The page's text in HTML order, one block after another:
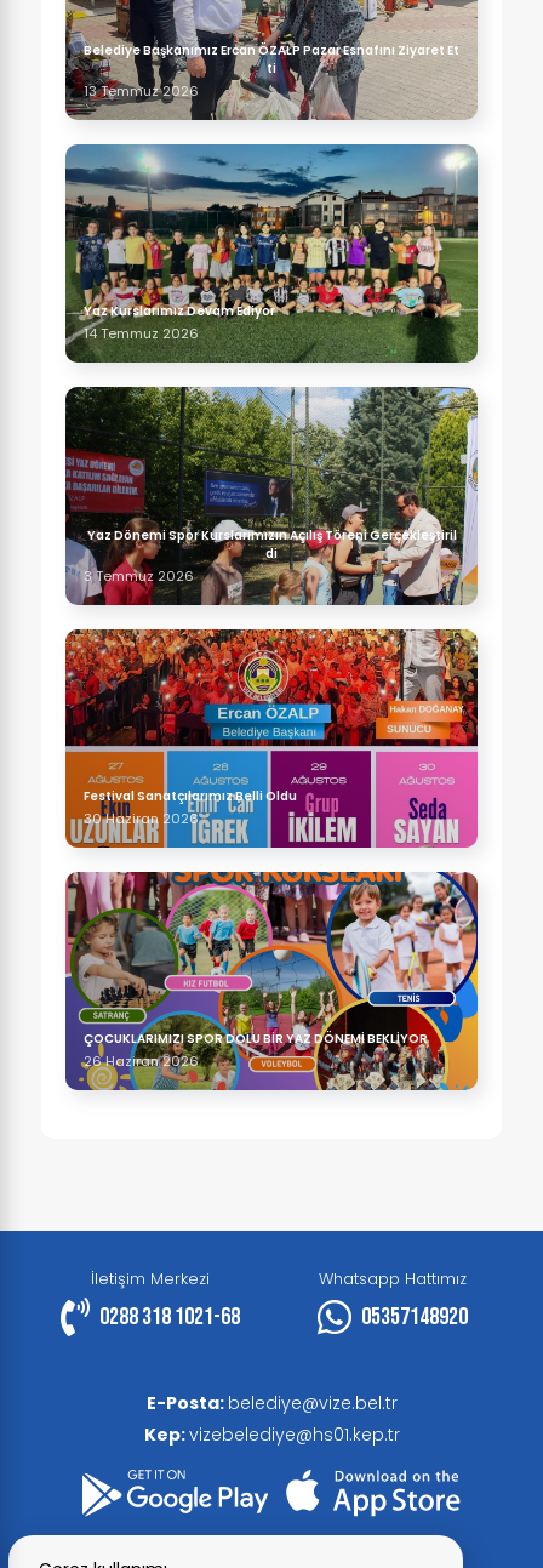
Belediye Başkanımız Ercan ÖZALP Pazar Esnafını Ziyaret Et
ti
13 Temmuz 2026
Yaz Kurslarımız Devam Ediyor
14 Temmuz 2026
Yaz Dönemi Spor Kurslarımızın Açılış Töreni Gerçekleştiril
di
3 Temmuz 2026
Festival Sanatçılarımız Belli Oldu
30 Haziran 2026
ÇOCUKLARIMIZI SPOR DOLU BİR YAZ DÖNEMİ BEKLİYOR
26 Haziran 2026
İletişim Merkezi
0288 318 1021-68
Whatsapp Hattımız
05357148920
E-Posta: belediye@vize.bel.tr
Kep:vizebelediye@hs01.kep.tr